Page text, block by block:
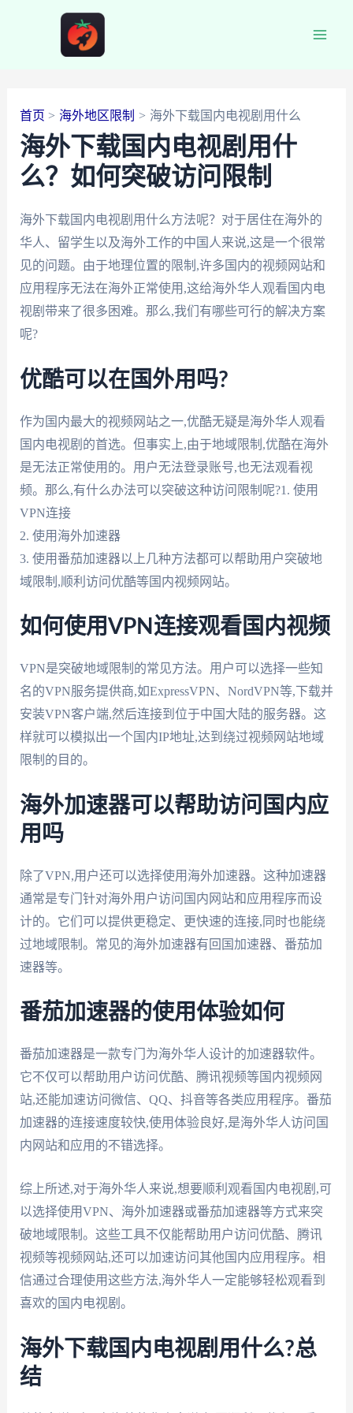
首页 海外地区限制 海外下载国内电视剧用什么
海外下载国内电视剧用什
么？如何突破访问限制
海外下载国内电视剧用什么方法呢？对于居住在海外的
华人、留学生以及海外工作的中国人来说,这是一个很常
见的问题。由于地理位置的限制,许多国内的视频网站和
应用程序无法在海外正常使用,这给海外华人观看国内电
视剧带来了很多困难。那么,我们有哪些可行的解决方案
呢?
优酷可以在国外用吗?
作为国内最大的视频网站之一,优酷无疑是海外华人观看
国内电视剧的首选。但事实上,由于地域限制,优酷在海外
是无法正常使用的。用户无法登录账号,也无法观看视
频。那么,有什么办法可以突破这种访问限制呢?1. 使用
VPN连接
2. 使用海外加速器
3. 使用番茄加速器以上几种方法都可以帮助用户突破地
域限制,顺利访问优酷等国内视频网站。
如何使用VPN连接观看国内视频
VPN是突破地域限制的常见方法。用户可以选择一些知
名的VPN服务提供商,如ExpressVPN、NordVPN等,下载并
安装VPN客户端,然后连接到位于中国大陆的服务器。这
样就可以模拟出一个国内IP地址,达到绕过视频网站地域
限制的目的。
海外加速器可以帮助访问国内应
用吗
除了VPN,用户还可以选择使用海外加速器。这种加速器
通常是专门针对海外用户访问国内网站和应用程序而设
计的。它们可以提供更稳定、更快速的连接,同时也能绕
过地域限制。常见的海外加速器有回国加速器、番茄加
速器等。
番茄加速器的使用体验如何
番茄加速器是一款专门为海外华人设计的加速器软件。
它不仅可以帮助用户访问优酷、腾讯视频等国内视频网
站,还能加速访问微信、QQ、抖音等各类应用程序。番茄
加速器的连接速度较快,使用体验良好,是海外华人访问国
内网站和应用的不错选择。
综上所述,对于海外华人来说,想要顺利观看国内电视剧,可
以选择使用VPN、海外加速器或番茄加速器等方式来突
破地域限制。这些工具不仅能帮助用户访问优酷、腾讯
视频等视频网站,还可以加速访问其他国内应用程序。相
信通过合理使用这些方法,海外华人一定能够轻松观看到
喜欢的国内电视剧。
海外下载国内电视剧用什么?总
结